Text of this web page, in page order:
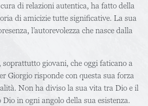
di relazioni autentica, ha fatto della
di amicizie tutte significative. La sua
l’autorevolezza che nasce dalla
soprattutto giovani, che oggi faticano a
Giorgio risponde con questa sua forza
Non ha diviso la sua vita tra Dio e il
in ogni angolo della sua esistenza.